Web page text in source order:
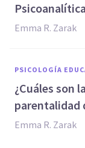
Psicoanalítica
Emma R. Zarak
PSICOLOGÍA
¿Cuáles son
parentalidad
Emma R. Zarak